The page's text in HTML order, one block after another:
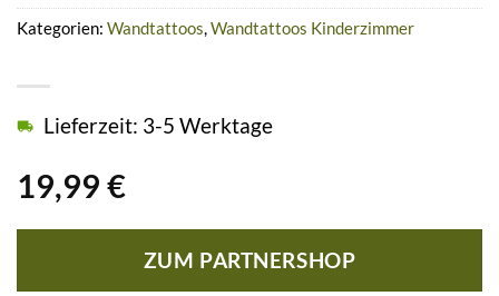
19,99 €
Lieferzeit: 3-5 Werktage
ZUM PARTNERSHOP
Kategorien: Wandtattoos Wandtattoos Kinderzimmer